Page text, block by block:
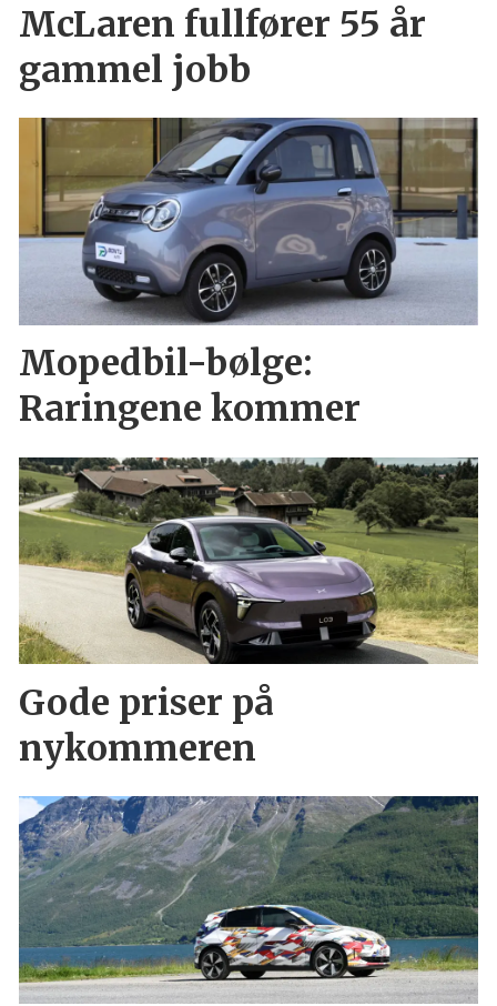
McLaren fullfører 55 år
gammel jobb
Mopedbil-bølge:
Raringene kommer
Gode priser på
nykommeren